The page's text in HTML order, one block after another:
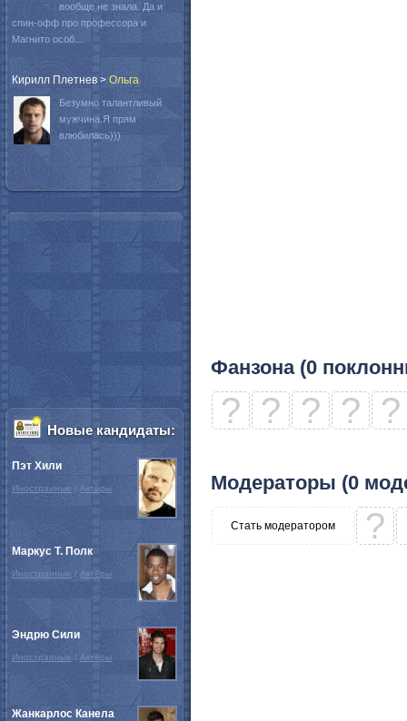
Фанзона (0
? ? ? ? ?
Модераторы (0
Стать модератором ?
вообще не знала. Да и
спин-офф про профессора и
Магнито особ...
Кирилл Плетнев > Oльга
Безумно талантливый
мужчина.Я прям
влюбилась)))
Новые кандидаты:
Пэт Хили
Иностранные / Актёры
Маркус Т. Полк
Иностранные / Актёры
Эндрю Сили
Иностранные / Актёры
Жанкарлос Канела